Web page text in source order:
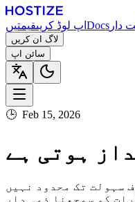
اپ لوڈ کریںقیمتیں Docs دار
لاگ ان کریں
سائن اپ
🕒 Feb 15, 2026
ہوتی ہے
سہولت تک محدود نہیں
کو سمجھنا ذمہ دار